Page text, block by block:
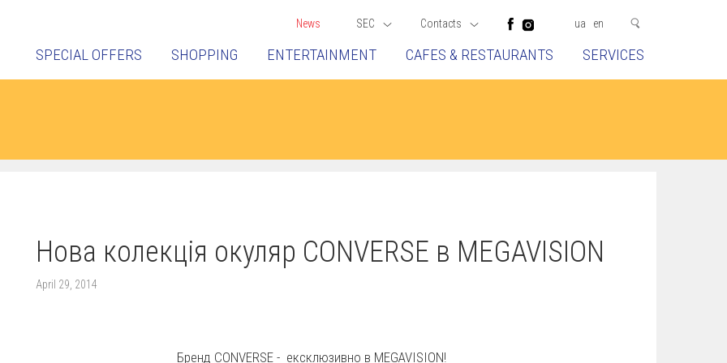
News SEC Contacts ua en
SPECIAL OFFERS SHOPPING ENTERTAINMENT CAFES & RESTAURANTS SERVICES
Нова колекція окуляр CONVERSE в MEGAVISION
April 29, 2014
Бренд CONVERSE - ексклюзивно в MEGAVISION!